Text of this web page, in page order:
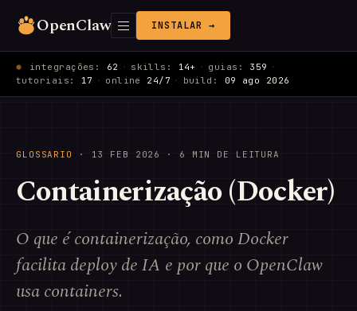
OpenClaw INSTALAR →
integrações: 62 · skills: 14+ · guias: 359 ·
tutoriais: 17 · online 24/7 · build: 09 ago 2026
GLOSSARIO · 13 FEB 2026 · 6 MIN DE LEITURA
Containerização (Docker)
O que é containerização, como Docker
facilita deploy de IA e por que o OpenClaw
usa containers.